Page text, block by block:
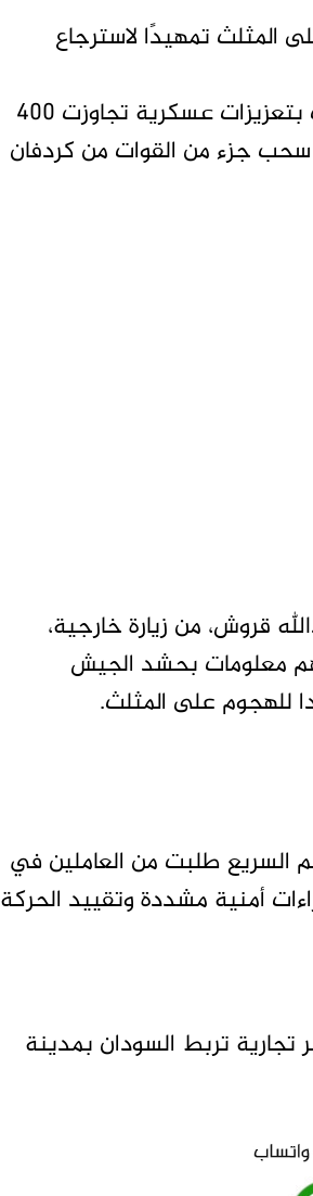
تمهيدًا لاسترجاع
وفي المقابل، قال مصدر بقوات الدعم السريع إن القوات دفعت بتعزيزات عسكرية تجاوزت 400
جزء من القوات من كردفان
قروش، من زيارة خارجية،
معلومات بحشد الجيش
للهجوم على المثلث.
دارفور24، بأن قوات الدعم السريع طلبت من العاملين في
أمنية مشددة وتقييد الحركة
تجارية تربط السودان بمدينة